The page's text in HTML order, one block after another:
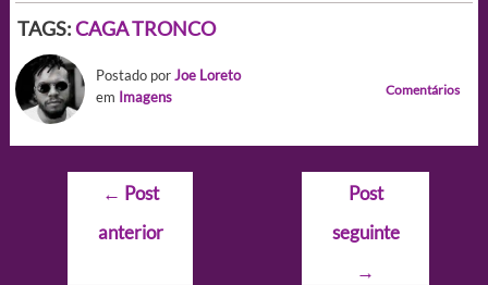
TAGS:CAGA TRONCO
Postado porJoe Loreto
em Imagens Comentários
Navegação
Post
← Post
anterior
Post
seguinte
→